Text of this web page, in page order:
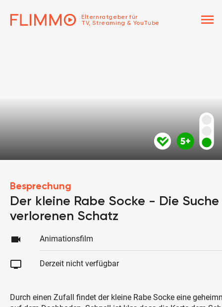
Elternratgeber für
TV, Streaming & YouTube
menu
Besprechung
Der kleine Rabe Socke - Die
verlorenen Schatz
videocam Animationsfilm
tv Derzeit nicht verfügbar
Durch einen Zufall findet der kleine Rabe Socke eine